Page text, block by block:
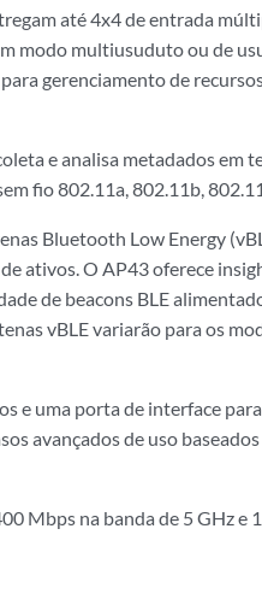
até 4x4 de entrada
modo multiusuduto ou de
gerenciamento de
e analisa metadados em
fio 802.11a, 802.11b,
Bluetooth Low Energy
ativos. O AP43 oferece
de beacons BLE
vBLE variarão para os
e uma porta de interface
avançados de uso
Mbps na banda de 5 GHz e